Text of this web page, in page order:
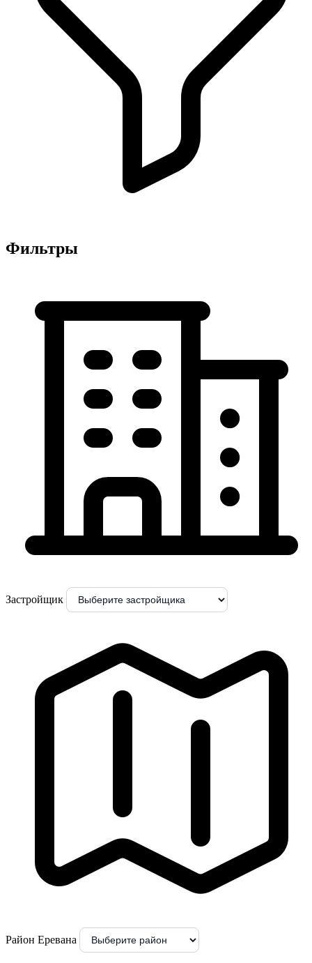
Фильтры
Застройщик
Район Еревана